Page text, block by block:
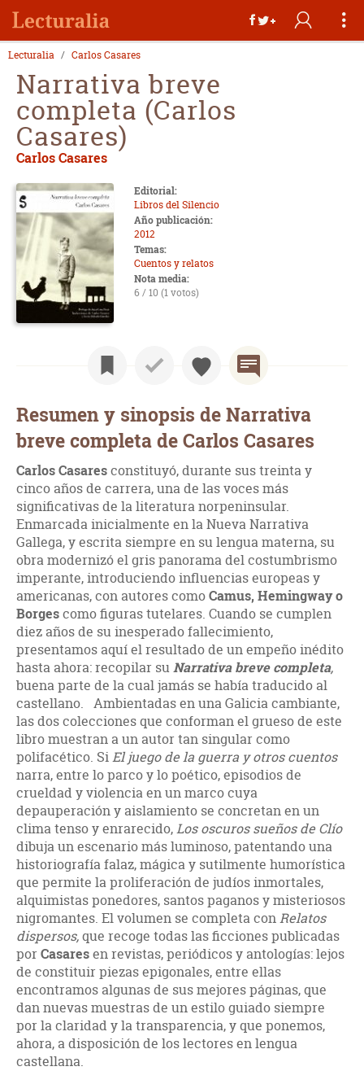
Lecturalia Carlos Casares
Narrativa breve
completa (Carlos
Casares)
Carlos Casares
Editorial:
Libros del Silencio
Año publicación:
2012
Temas:
Cuentos y relatos
Nota media:
6 / 10 (1 votos)
Resumen y sinopsis de Narrativa
breve completa de Carlos Casares
Carlos Casaresconstituyó, durante sus treinta y
cinco años de carrera, una de las voces más
significativas de la literatura norpeninsular.
Enmarcada inicialmente en la Nueva Narrativa
Gallega, y escrita siempre en su lengua materna, su
obra modernizó el gris panorama del costumbrismo
imperante, introduciendo influencias europeas y
americanas, con autores comoCamus, Hemingway o
Borgescomo figuras tutelares. Cuando se cumplen
diez años de su inesperado fallecimiento,
presentamos aquí el resultado de un empeño inédito
hasta ahora: recopilar su Narrativa breve completa,
buena parte de la cual jamás se había traducido al
castellano. Ambientadas en una Galicia cambiante,
las dos colecciones que conforman el grueso de este
libro muestran a un autor tan singular como
polifacético. SiEl juego de la guerra y otros cuentos
narra, entre lo parco y lo poético, episodios de
crueldad y violencia en un marco cuya
depauperación y aislamiento se concretan en un
clima tenso y enrarecido,Los oscuros sueños de Clío
dibuja un escenario más luminoso, patentando una
historiografía falaz, mágica y sutilmente humorística
que permite la proliferación de judíos inmortales,
alquimistas ponedores, santos paganos y misteriosos
nigromantes. El volumen se completa conRelatos
dispersos,que recoge todas las ficciones publicadas
por Casaresen revistas, periódicos y antologías: lejos
de constituir piezas epigonales, entre ellas
encontramos algunas de sus mejores páginas, que
dan nuevas muestras de un estilo guiado siempre
por la claridad y la transparencia, y que ponemos,
ahora, a disposición de los lectores en lengua
castellana.